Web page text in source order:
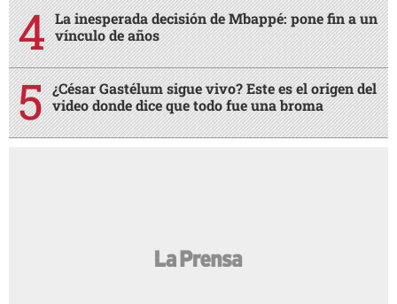
La inesperada decisión de Mbappé: pone fin a un
vínculo de años
¿César Gastélum sigue vivo? Este es el origen del
video donde dice que todo fue una broma